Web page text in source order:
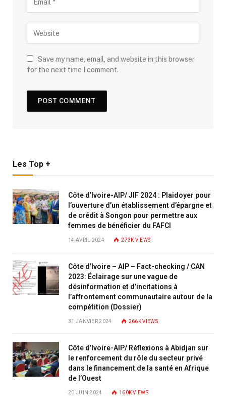
Save my name, email, and website in this browser
for the next time I comment.
Les Top +
Côte d’Ivoire-AIP/ JIF 2024 : Plaidoyer pour
l’ouverture d’un établissement d’épargne et
de crédit à Songon pour permettre aux
femmes de bénéficier du FAFCI
14 AVRIL 2024 273K VIEWS
Côte d’Ivoire – AIP – Fact-checking / CAN
2023: Éclairage sur une vague de
désinformation et d’incitations à
l’affrontement communautaire autour de la
compétition (Dossier)
31 JANVIER 2024 266KVIEWS
Côte d’Ivoire-AIP/ Réflexions à Abidjan sur
le renforcement du rôle du secteur privé
dans le financement de la santé en Afrique
de l’Ouest
20 JUIN 2024 160KVIEWS